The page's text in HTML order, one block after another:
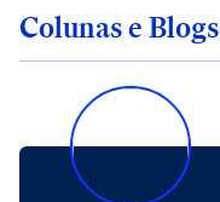
Colunas e Blogs